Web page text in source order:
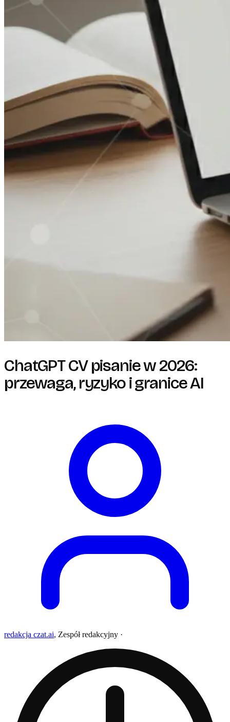
ChatGPT CV pisanie w 2026:
przewaga, ryzyko i granice AI
redakcja czat.ai, Zespół redakcyjny ·